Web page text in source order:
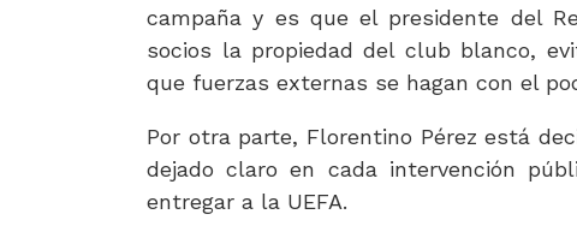
campaña y es que el presidente del
socios la propiedad del club blanco,
que fuerzas externas se hagan con el
Por otra parte, Florentino Pérez está
dejado claro en cada intervención
entregar a la UEFA.